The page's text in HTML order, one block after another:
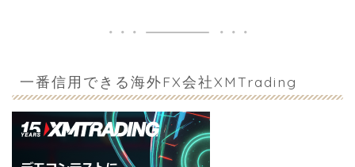
一番信用できる海外FX会社XMTrading